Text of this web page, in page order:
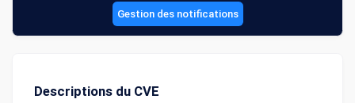
Gestion des notifications
Descriptions du CVE